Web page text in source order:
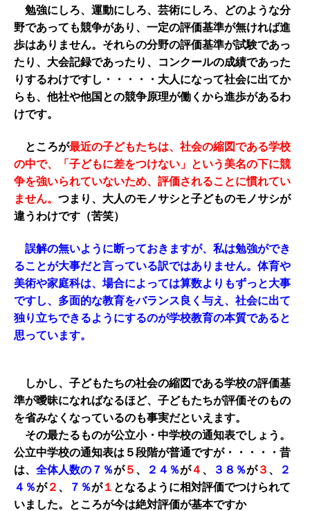
勉強にしろ、運動にしろ、芸術にしろ、どのような分
野であっても競争があり、一定の評価基準が無ければ進
歩はありません。それらの分野の評価基準が試験であっ
たり、大会記録であったり、コンクールの成績であった
りするわけですし・・・・・大人になって社会に出てか
らも、他社や他国との競争原理が働くから進歩があるわ
けです。
ところが最近の子どもたちは、社会の縮図である学校
の中で、「子どもに差をつけない」という美名の下に競
争を強いられていないため、評価されることに慣れてい
ません。 つまり、大人のモノサシと子どものモノサシが
違うわけです（苦笑）
誤解の無いように断っておきますが、私は勉強ができ
ることが大事だと言っている訳ではありません。体育や
美術や家庭科は、場合によっては算数よりもずっと大事
ですし、多面的な教育をバランス良く与え、社会に出て
独り立ちできるようにするのが学校教育の本質であると
思っています。
しかし、子どもたちの社会の縮図である学校の評価基
準が曖昧になればなるほど、子どもたちが評価そのもの
を省みなくなっているのも事実だといえます。
その最たるものが公立小・中学校の通知表でしょう。
公立中学校の通知表は５段階が普通ですが・・・・・昔
は、 全体人数の７％が５ 、 ２４％が４ 、 ３８％が３ 、
２
４％が２ 、 ７％が１ となるように相対評価でつけられて
いました。ところが今は絶対評価が基本ですか